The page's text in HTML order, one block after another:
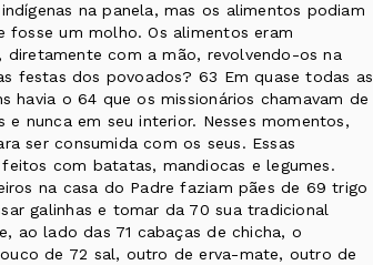
na panela, mas os alimentos podiam
um molho. Os alimentos eram
com a mão, revolvendo-os na
festas dos povoados? 63 Em quase todas as
havia o 64 que os missionários chamavam de
nunca em seu interior. Nesses momentos,
ser consumida com os seus. Essas
com batatas, mandiocas e legumes.
na casa do Padre faziam pães de 69 trigo
galinhas e tomar da 70 sua tradicional
ao lado das 71 cabaças de chicha, o
de 72 sal, outro de erva-mate, outro de